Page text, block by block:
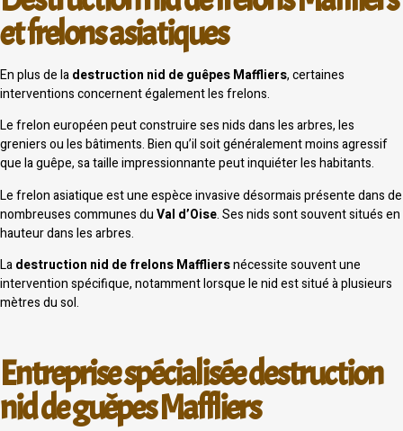
et frelons asiatiques
En plus de ladestruction nid de guêpes Maffliers, certaines
interventions concernent également les frelons.
Le frelon européen peut construire ses nids dans les arbres, les
greniers ou les bâtiments. Bien qu’il soit généralement moins agressif
que la guêpe, sa taille impressionnante peut inquiéter les habitants.
Le frelon asiatique est une espèce invasive désormais présente dans de
nombreuses communes duVal d’Oise. Ses nids sont souvent situés en
hauteur dans les arbres.
Ladestruction nid de frelons Maffliersnécessite souvent une
intervention spécifique, notamment lorsque le nid est situé à plusieurs
mètres du sol.
Entreprise spécialisée destruction
nid de guêpes Maffliers